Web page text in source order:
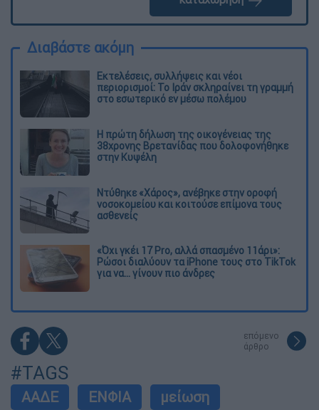
Διαβάστε ακόμη
Εκτελέσεις, συλλήψεις και νέοι
περιορισμοί: Το Ιράν σκληραίνει τη γραμμή
στο εσωτερικό εν μέσω πολέμου
Η πρώτη δήλωση της οικογένειας της
38χρονης Βρετανίδας που δολοφονήθηκε
στην Κυψέλη
Ντύθηκε «Χάρος», ανέβηκε στην οροφή
νοσοκομείου και κοιτούσε επίμονα τους
ασθενείς
«Όχι γκέι 17 Pro, αλλά σπασμένο 11άρι»:
Ρώσοι διαλύουν τα iPhone τους στο TikTok
για να... γίνουν πιο άνδρες
επόμενο
άρθρο
#TAGS
ΑΑΔΕ ΕΝΦΙΑ
μείωση